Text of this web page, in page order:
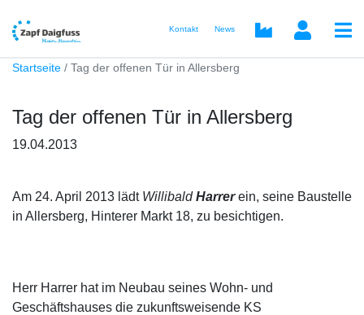
Kontakt News
Startseite Tag der offenen Tür in Allersberg
Tag der offenen Tür in Allersberg
19.04.2013
Am 24. April 2013 lädt WillibaldHarrer ein, seine Baustelle
in Allersberg, Hinterer Markt 18, zu besichtigen.
Herr Harrer hat im Neubau seines Wohn- und
Geschäftshauses die zukunftsweisende KS